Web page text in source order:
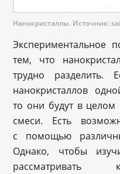
Нанокристаллы. Источник:
Экспериментальное
тем, что
трудно разделить.
нанокристаллов
то они будут в целом
смеси. Есть
с помощью
Однако, чтобы
рассматривать